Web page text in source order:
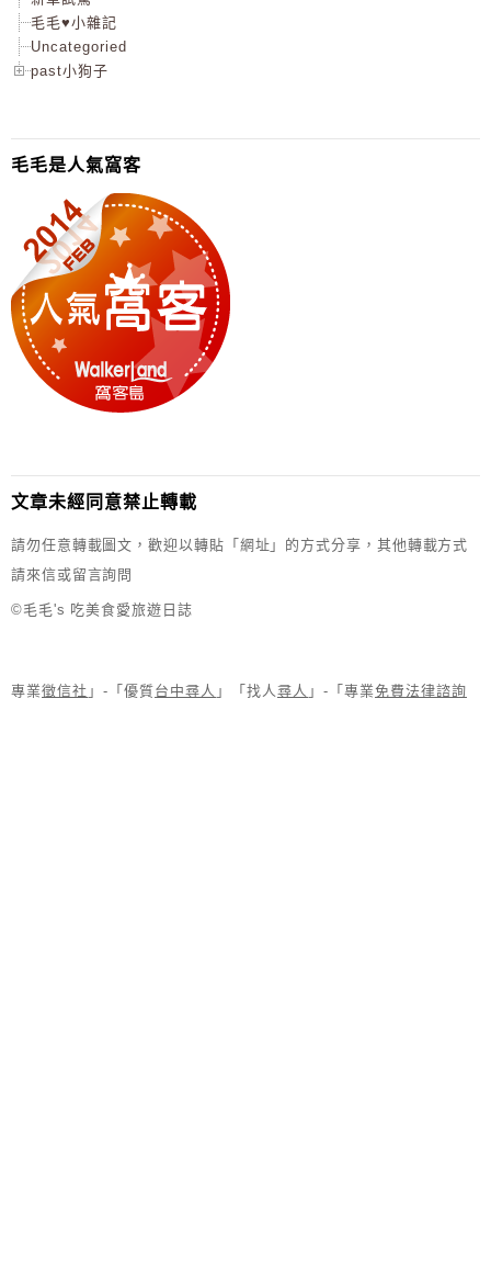
毛毛♥小雜記
Uncategoried
past小狗子
毛毛是人氣窩客
文章未經同意禁止轉載
請勿任意轉載圖文，歡迎以轉貼「網址」的方式分享，其他轉載方式
請來信或留言詢問
©毛毛's 吃美食愛旅遊日誌
專業徵信社 」-「優質台中尋人 」「找人 尋人 」-「專業免費法律諮詢